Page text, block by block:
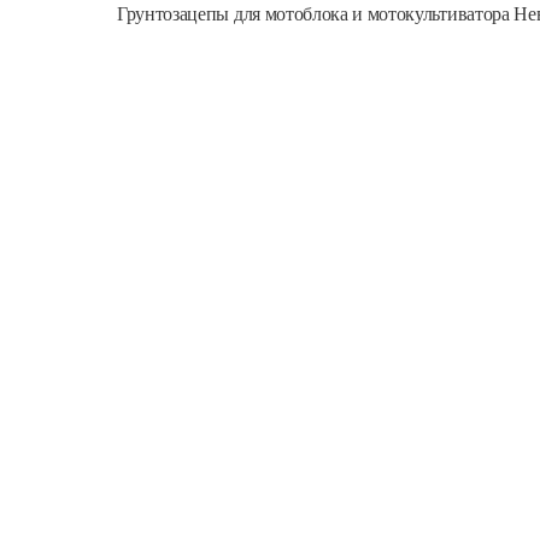
Грунтозацепы для мотоблока и мотокультиватора